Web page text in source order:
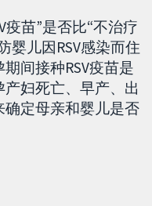
疫苗”是否比“不治疗
婴儿因RSV感染而住
间接种RSV疫苗是
妇死亡、早产、出
定母亲和婴儿是否